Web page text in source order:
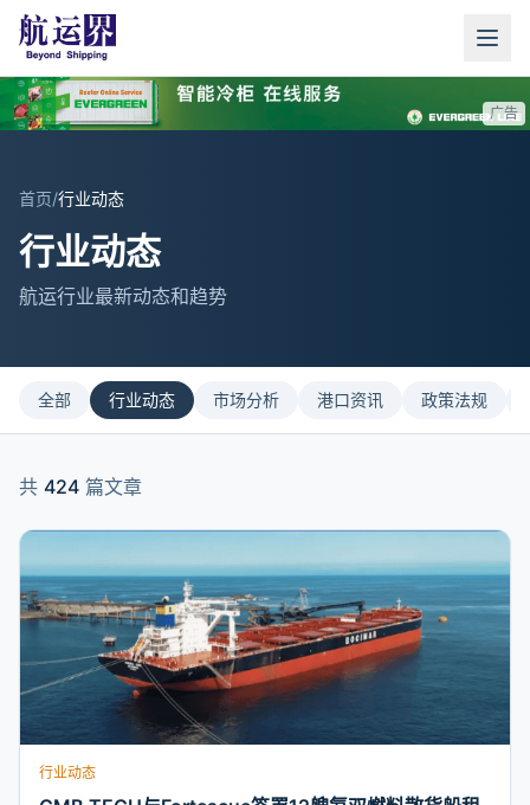
广告
首页/行业动态
行业动态
航运行业最新动态和趋势
全部 行业动态 市场分析 港口资讯 政策法规
共 424 篇文章
行业动态